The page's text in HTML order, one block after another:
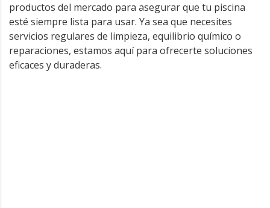
productos del mercado para asegurar que tu piscina
esté siempre lista para usar. Ya sea que necesites
servicios regulares de limpieza, equilibrio químico o
reparaciones, estamos aquí para ofrecerte soluciones
eficaces y duraderas.